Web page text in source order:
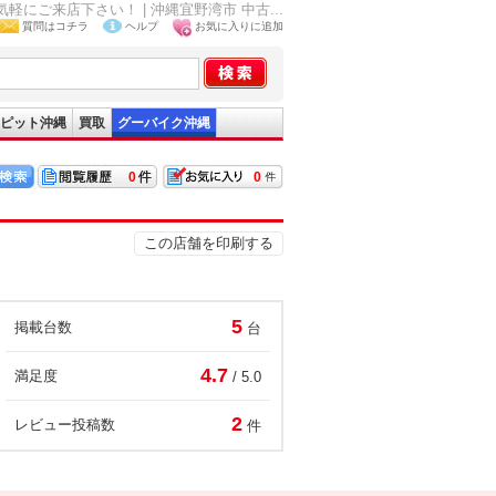
にご来店下さい！ | 沖縄宜野湾市 中古...
質問はコチラ ヘルプ お気に入りに追加
ット沖縄 買取 グーバイク沖縄
0
0
この店舗を印刷する
掲載台数 5 台
満足度 4.7 / 5.0
レビュー投稿数 2 件